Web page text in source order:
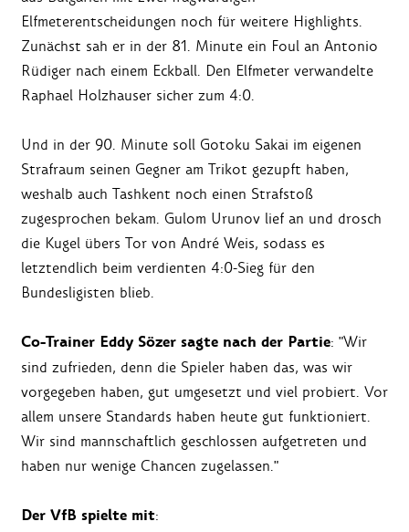
Elfmeterentscheidungen noch für weitere Highlights.
Zunächst sah er in der 81. Minute ein Foul an Antonio
Rüdiger nach einem Eckball. Den Elfmeter verwandelte
Raphael Holzhauser sicher zum 4:0.
Und in der 90. Minute soll Gotoku Sakai im eigenen
Strafraum seinen Gegner am Trikot gezupft haben,
weshalb auch Tashkent noch einen Strafstoß
zugesprochen bekam. Gulom Urunov lief an und drosch
die Kugel übers Tor von André Weis, sodass es
letztendlich beim verdienten 4:0-Sieg für den
Bundesligisten blieb.
Co-Trainer Eddy Sözer sagte nach der Partie: "Wir
sind zufrieden, denn die Spieler haben das, was wir
vorgegeben haben, gut umgesetzt und viel probiert. Vor
allem unsere Standards haben heute gut funktioniert.
Wir sind mannschaftlich geschlossen aufgetreten und
haben nur wenige Chancen zugelassen."
Der VfB spielte mit: